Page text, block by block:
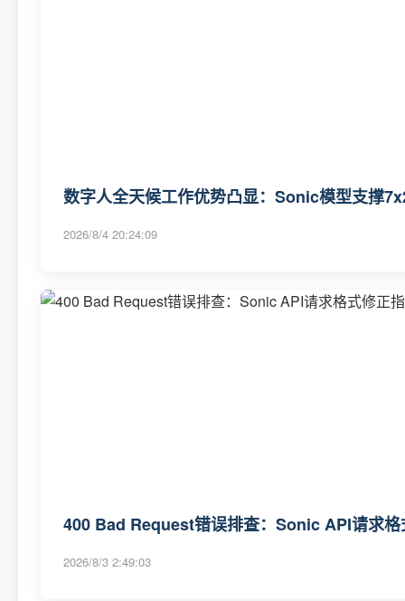
数字人全天候工作优势凸显：Sonic模型支撑
2026/8/4 20:24:09
400 Bad Request错误排查：Sonic API请求格
2026/8/3 2:49:03